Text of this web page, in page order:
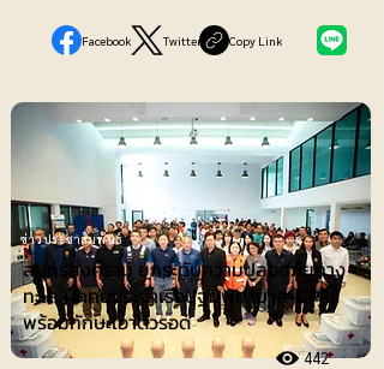
Facebook Twitter Copy Link
ข่าวประชาสัมพันธ์
สมุทรสงคราม ยกระดับความปลอดภัยทาง
ทะเล ฝึกคนประจำเรือปฐมพยาบาล-CPR
พร้อมทักษะเอาตัวรอด
442